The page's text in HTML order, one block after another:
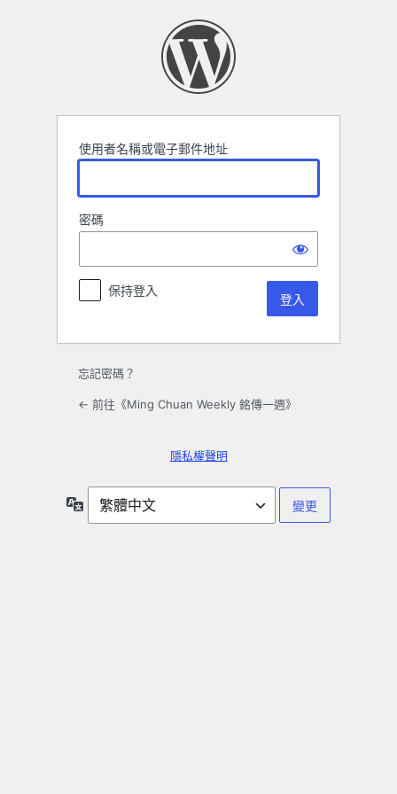
使用者名稱或電子郵件地址
密碼
保持登入
忘記密碼？
← 前往《Ming Chuan Weekly 銘傳一週》
隱私權聲明
言